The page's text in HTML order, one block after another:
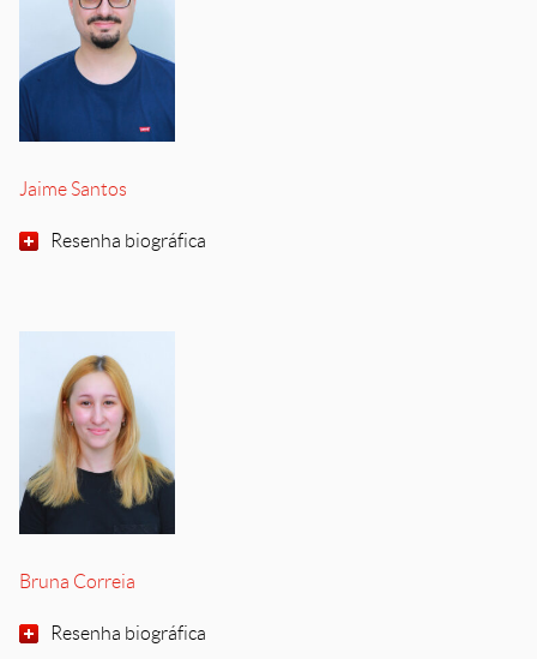
Jaime Santos
Resenha biográfica
Bruna Correia
Resenha biográfica